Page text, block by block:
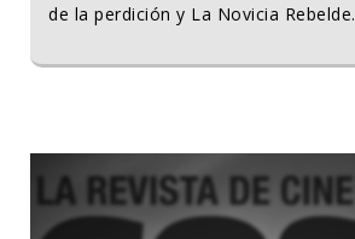
de la perdición y La Novicia Rebelde.